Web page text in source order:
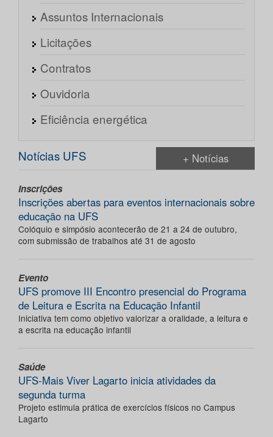
Assuntos Internacionais
Licitações
Contratos
Ouvidoria
Eficiência energética
Notícias UFS + Notícias
Inscrições
Inscrições abertas para eventos internacionais sobre
educação na UFS
Colóquio e simpósio acontecerão de 21 a 24 de outubro,
com submissão de trabalhos até 31 de agosto
Evento
UFS promove III Encontro presencial do Programa
de Leitura e Escrita na Educação Infantil
Iniciativa tem como objetivo valorizar a oralidade, a leitura e
a escrita na educação infantil
Saúde
UFS-Mais Viver Lagarto inicia atividades da
segunda turma
Projeto estimula prática de exercícios físicos no Campus
Lagarto